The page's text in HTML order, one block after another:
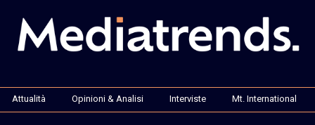
Attualità Opinioni & Analisi Interviste Mt. International